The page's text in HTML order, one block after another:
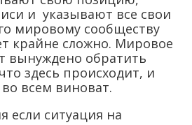
и указывают все свои
мировому сообществу
крайне сложно. Мировое
вынуждено обратить
здесь происходит, и
всем виноват.
если ситуация на